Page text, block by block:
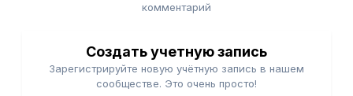
комментарий
Создать учетную запись
Зарегистрируйте новую учётную запись в нашем
сообществе. Это очень просто!